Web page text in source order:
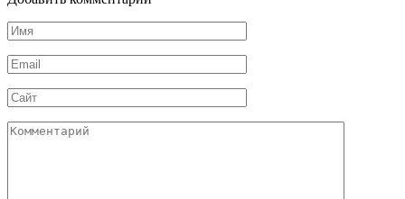
Имя
*
Email
*
Сайт
Комментарий